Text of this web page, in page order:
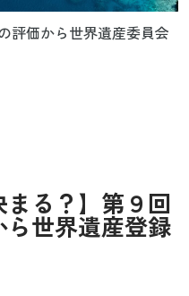
評価から世界遺産委員会
まる？】第９回
ら世界遺産登録